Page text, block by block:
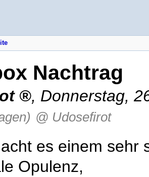
Nachtrag
, Donnerstag,
@ Udosefirot
es einem sehr
Opulenz,